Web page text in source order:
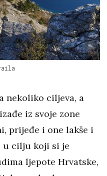
nekoliko ciljeva, a
iz svoje zone
prijeđe i one lakše i
u cilju koji si je
ljepote Hrvatske,